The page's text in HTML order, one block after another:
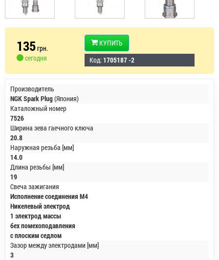
135грн.
сегодня
КУПИТЬ
Код: 1705187 -2
Производитель
NGK Spark Plug(Япония)
Каталожный номер
7526
Ширина зева гаечного ключа
20.8
Наружная резьба [мм]
14.0
Длина резьбы [мм]
19
Свеча зажигания
Исполнение соединения М4
Никелевый электрод
1 электрод массы
бех помехоподавления
с плоским седлом
Зазор между электродами [мм]
3